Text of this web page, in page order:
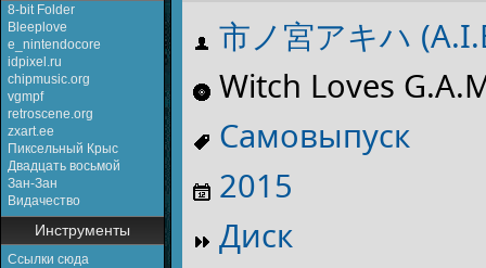
8-bit Folder
Bleeplove
e_nintendocore
idpixel.ru
chipmusic.org
vgmpf
retroscene.org
zxart.ee
Пиксельный Крыс
Двадцать восьмой
Зан-Зан
Видачество
Инструменты
Ссылки сюда
市ノ宮アキハ
Witch Loves
Самовыпуск
2015
Диск